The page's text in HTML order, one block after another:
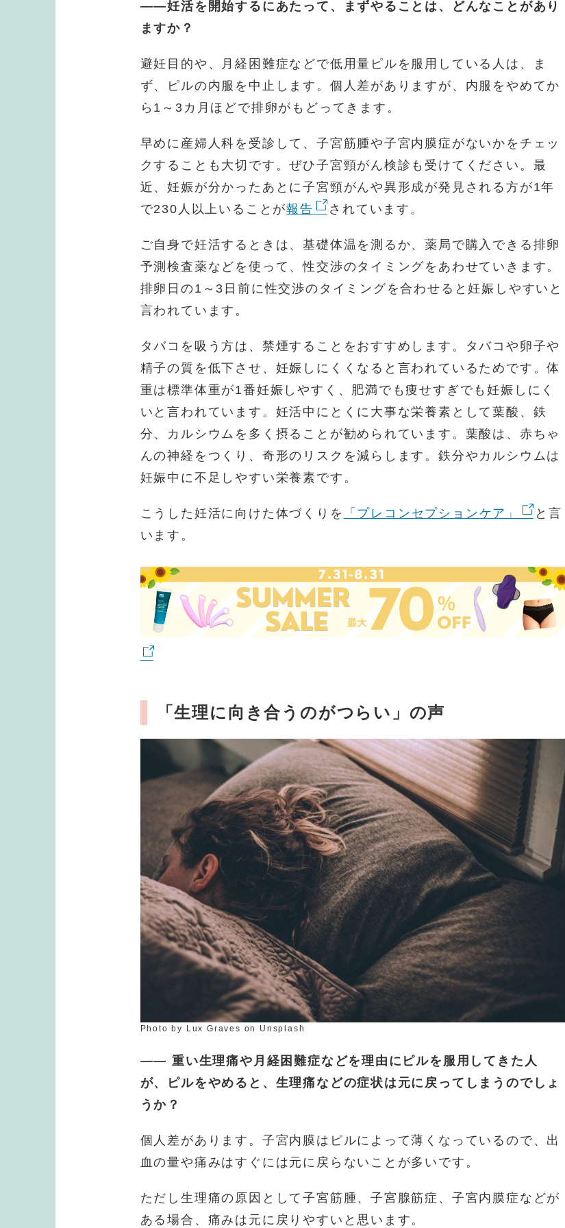
——妊活を開始するにあたって、まずやることは、どんなことがあり
ますか？
避妊目的や、月経困難症などで低用量ピルを服用している人は、ま
ず、ピルの内服を中止します。個人差がありますが、内服をやめてか
ら1～3カ月ほどで排卵がもどってきます。
早めに産婦人科を受診して、子宮筋腫や子宮内膜症がないかをチェッ
クすることも大切です。ぜひ子宮頸がん検診も受けてください。最
近、妊娠が分かったあとに子宮頸がんや異形成が発見される方が1年
で230人以上いることが報告 されています。
ご自身で妊活するときは、基礎体温を測るか、薬局で購入できる排卵
予測検査薬などを使って、性交渉のタイミングをあわせていきます。
排卵日の1～3日前に性交渉のタイミングを合わせると妊娠しやすいと
言われています。
タバコを吸う方は、禁煙することをおすすめします。タバコや卵子や
精子の質を低下させ、妊娠しにくくなると言われているためです。体
重は標準体重が1番妊娠しやすく、肥満でも痩せすぎでも妊娠しにく
いと言われています。妊活中にとくに大事な栄養素として葉酸、鉄
分、カルシウムを多く摂ることが勧められています。葉酸は、赤ちゃ
んの神経をつくり、奇形のリスクを減らします。鉄分やカルシウムは
妊娠中に不足しやすい栄養素です。
こうした妊活に向けた体づくりを 「プレコンセプションケア」
と言
います。
「生理に向き合うのがつらい」の声
Photo by Lux Graves on Unsplash
—— 重い生理痛や月経困難症などを理由にピルを服用してきた人
が、ピルをやめると、生理痛などの症状は元に戻ってしまうのでしょ
うか？
個人差があります。子宮内膜はピルによって薄くなっているので、出
血の量や痛みはすぐには元に戻らないことが多いです。
ただし生理痛の原因として子宮筋腫、子宮腺筋症、子宮内膜症などが
ある場合、痛みは元に戻りやすいと思います。